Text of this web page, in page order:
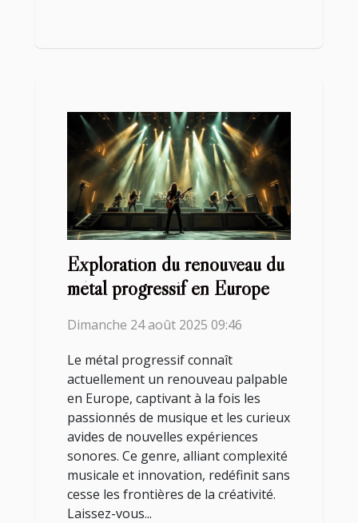
Exploration du renouveau du
métal progressif en Europe
Dimanche 24 août 2025 09:46
Le métal progressif connaît
actuellement un renouveau palpable
en Europe, captivant à la fois les
passionnés de musique et les curieux
avides de nouvelles expériences
sonores. Ce genre, alliant complexité
musicale et innovation, redéfinit sans
cesse les frontières de la créativité.
Laissez-vous...